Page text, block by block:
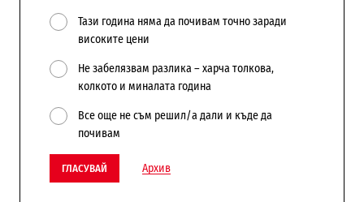
Тази година няма да почивам точно заради
високите цени
Не забелязвам разлика – харча толкова,
колкото и миналата година
Все още не съм решил/а дали и къде да
почивам
ГЛАСУВАЙ Архив